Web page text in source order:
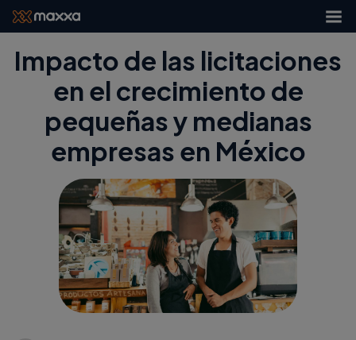
Impacto de las licitaciones
en el crecimiento de
pequeñas y medianas
empresas en México